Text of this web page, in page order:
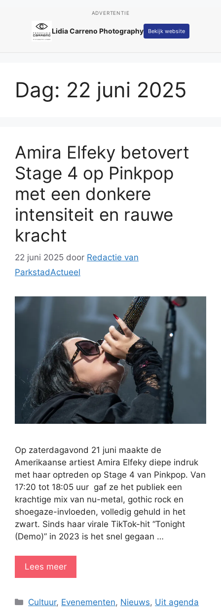
ADVERTENTIE
Lidia Carreno Photography Bekijk website
Dag: 22 juni 2025
Amira Elfeky betovert
Stage 4 op Pinkpop
met een donkere
intensiteit en rauwe
kracht
22 juni 2025 door Redactie van
ParkstadActueel
Op zaterdagavond 21 juni maakte de
Amerikaanse artiest Amira Elfeky diepe indruk
met haar optreden op Stage 4 van Pinkpop. Van
17:20 tot 18:05 uur gaf ze het publiek een
krachtige mix van nu-metal, gothic rock en
shoegaze-invloeden, volledig gehuld in het
zwart. Sinds haar virale TikTok-hit “Tonight
(Demo)” in 2023 is het snel gegaan …
Lees meer
Categorieën
Cultuur, Evenementen, Nieuws, Uit agenda